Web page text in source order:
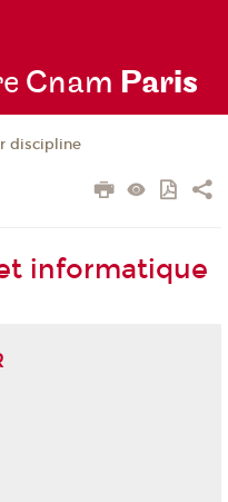
Cnam Paris
discipline
informatique